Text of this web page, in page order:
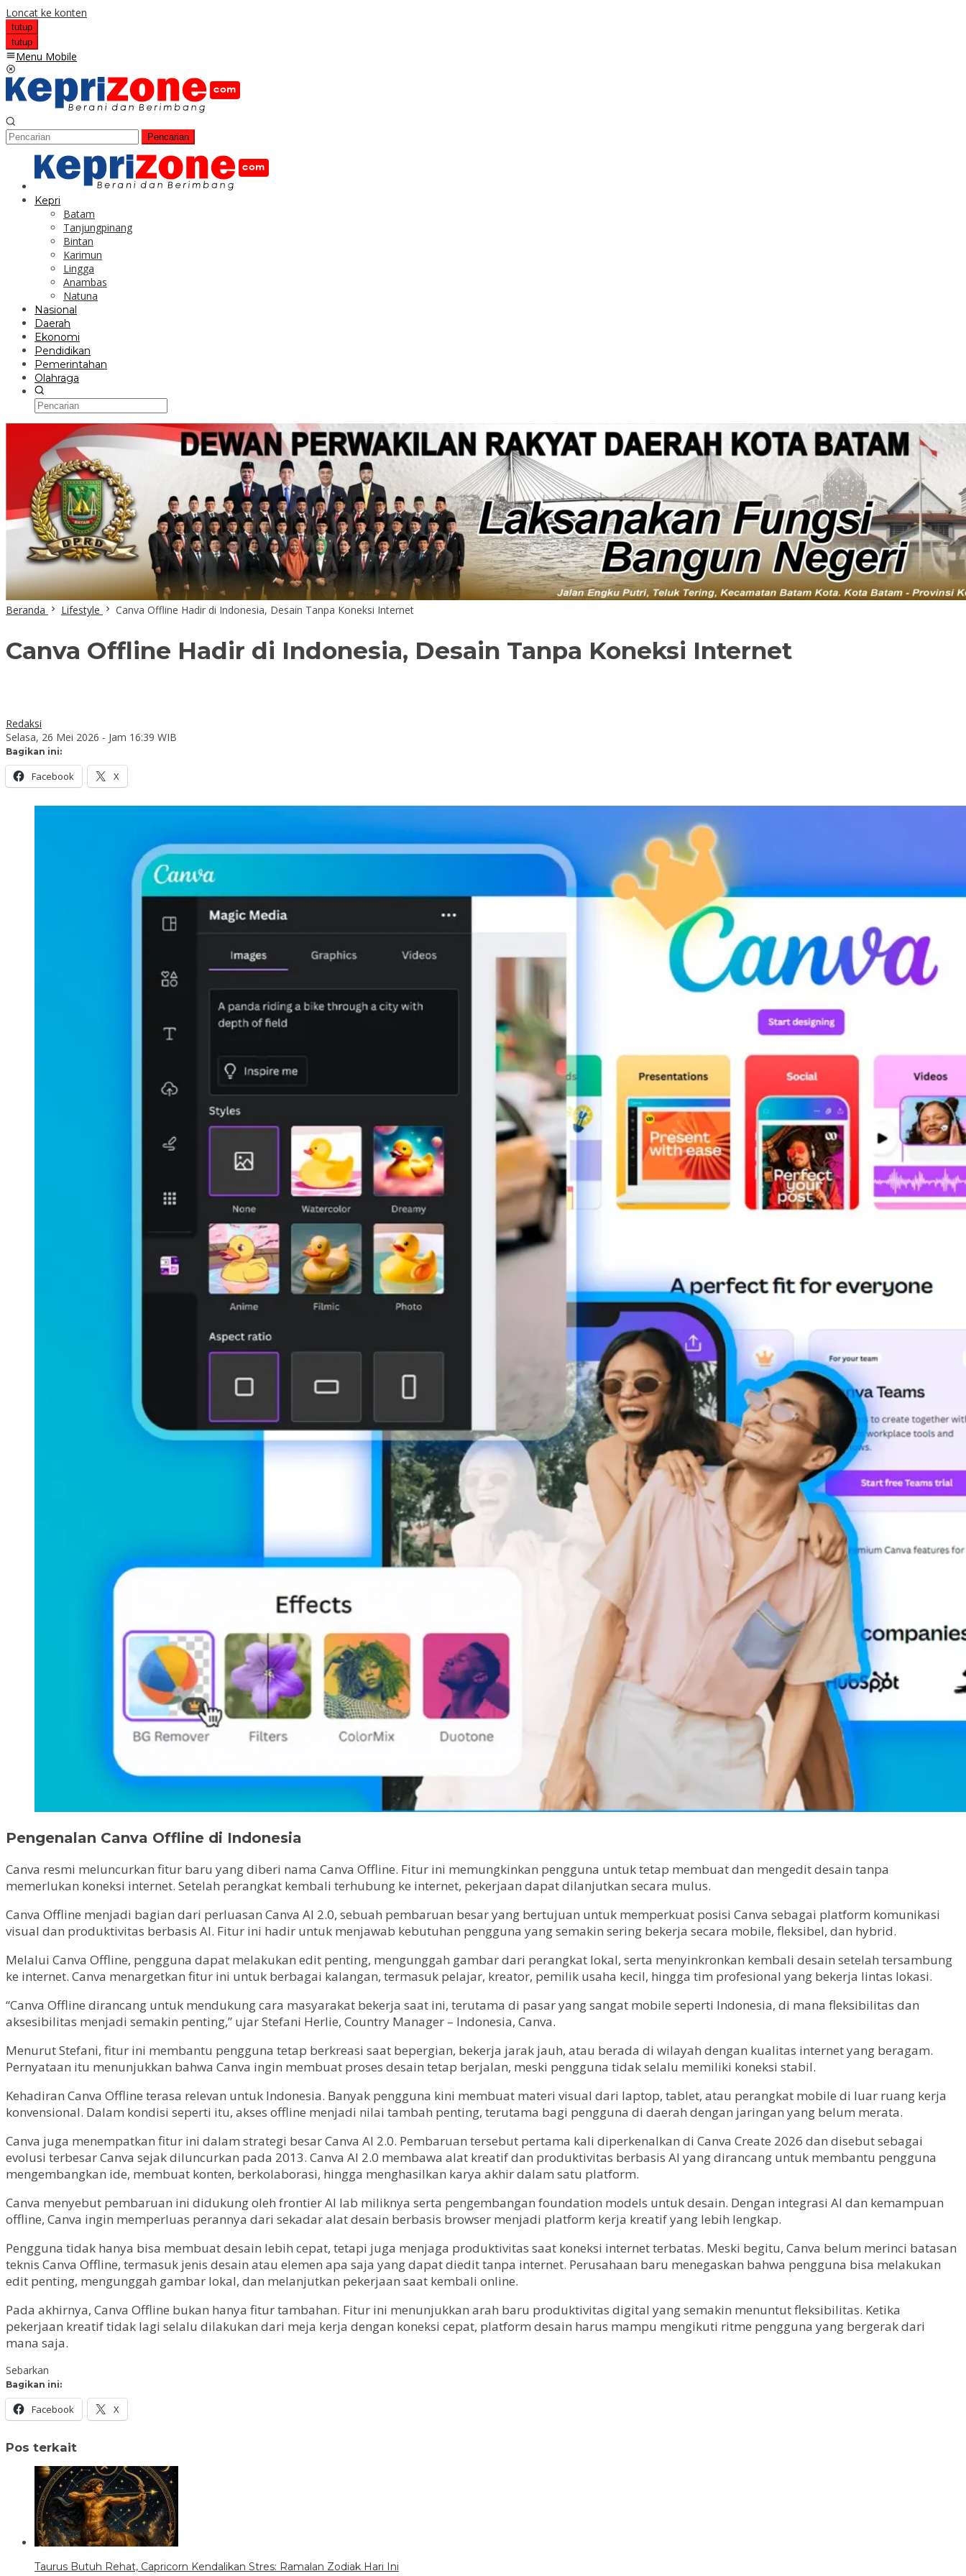
Loncat ke konten
tutup
tutup
Menu Mobile
Pencarian
Kepri
Batam
Tanjungpinang
Bintan
Karimun
Lingga
Anambas
Natuna
Nasional
Daerah
Ekonomi
Pendidikan
Pemerintahan
Olahraga
Beranda Lifestyle Canva Offline Hadir di Indonesia, Desain Tanpa Koneksi Internet
Canva Offline Hadir di Indonesia, Desain Tanpa Koneksi Internet
Redaksi
Selasa, 26 Mei 2026 - Jam 16:39 WIB
Bagikan ini:
Facebook X
Pengenalan Canva Offline di Indonesia
Canva resmi meluncurkan fitur baru yang diberi nama Canva Offline. Fitur ini memungkinkan pengguna untuk tetap membuat dan mengedit desain tanpa
memerlukan koneksi internet. Setelah perangkat kembali terhubung ke internet, pekerjaan dapat dilanjutkan secara mulus.
Canva Offline menjadi bagian dari perluasan Canva AI 2.0, sebuah pembaruan besar yang bertujuan untuk memperkuat posisi Canva sebagai platform komunikasi
visual dan produktivitas berbasis AI. Fitur ini hadir untuk menjawab kebutuhan pengguna yang semakin sering bekerja secara mobile, fleksibel, dan hybrid.
Melalui Canva Offline, pengguna dapat melakukan edit penting, mengunggah gambar dari perangkat lokal, serta menyinkronkan kembali desain setelah tersambung
ke internet. Canva menargetkan fitur ini untuk berbagai kalangan, termasuk pelajar, kreator, pemilik usaha kecil, hingga tim profesional yang bekerja lintas lokasi.
“Canva Offline dirancang untuk mendukung cara masyarakat bekerja saat ini, terutama di pasar yang sangat mobile seperti Indonesia, di mana fleksibilitas dan
aksesibilitas menjadi semakin penting,” ujar Stefani Herlie, Country Manager – Indonesia, Canva.
Menurut Stefani, fitur ini membantu pengguna tetap berkreasi saat bepergian, bekerja jarak jauh, atau berada di wilayah dengan kualitas internet yang beragam.
Pernyataan itu menunjukkan bahwa Canva ingin membuat proses desain tetap berjalan, meski pengguna tidak selalu memiliki koneksi stabil.
Kehadiran Canva Offline terasa relevan untuk Indonesia. Banyak pengguna kini membuat materi visual dari laptop, tablet, atau perangkat mobile di luar ruang kerja
konvensional. Dalam kondisi seperti itu, akses offline menjadi nilai tambah penting, terutama bagi pengguna di daerah dengan jaringan yang belum merata.
Canva juga menempatkan fitur ini dalam strategi besar Canva AI 2.0. Pembaruan tersebut pertama kali diperkenalkan di Canva Create 2026 dan disebut sebagai
evolusi terbesar Canva sejak diluncurkan pada 2013. Canva AI 2.0 membawa alat kreatif dan produktivitas berbasis AI yang dirancang untuk membantu pengguna
mengembangkan ide, membuat konten, berkolaborasi, hingga menghasilkan karya akhir dalam satu platform.
Canva menyebut pembaruan ini didukung oleh frontier AI lab miliknya serta pengembangan foundation models untuk desain. Dengan integrasi AI dan kemampuan
offline, Canva ingin memperluas perannya dari sekadar alat desain berbasis browser menjadi platform kerja kreatif yang lebih lengkap.
Pengguna tidak hanya bisa membuat desain lebih cepat, tetapi juga menjaga produktivitas saat koneksi internet terbatas. Meski begitu, Canva belum merinci batasan
teknis Canva Offline, termasuk jenis desain atau elemen apa saja yang dapat diedit tanpa internet. Perusahaan baru menegaskan bahwa pengguna bisa melakukan
edit penting, mengunggah gambar lokal, dan melanjutkan pekerjaan saat kembali online.
Pada akhirnya, Canva Offline bukan hanya fitur tambahan. Fitur ini menunjukkan arah baru produktivitas digital yang semakin menuntut fleksibilitas. Ketika
pekerjaan kreatif tidak lagi selalu dilakukan dari meja kerja dengan koneksi cepat, platform desain harus mampu mengikuti ritme pengguna yang bergerak dari
mana saja.
Sebarkan
Bagikan ini:
Facebook X
Pos terkait
Taurus Butuh Rehat, Capricorn Kendalikan Stres: Ramalan Zodiak Hari Ini